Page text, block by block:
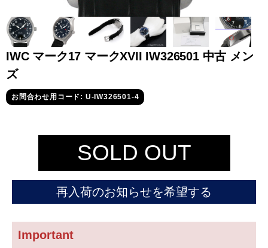
セイコー
ヴァシュロン
チューダー パネライ
IWC マーク17 マークXVII IW326501 中古 メン
ズ
お問合わせ用コード: U-IW326501-4
SOLD OUT
再入荷のお知らせを希望する
Important